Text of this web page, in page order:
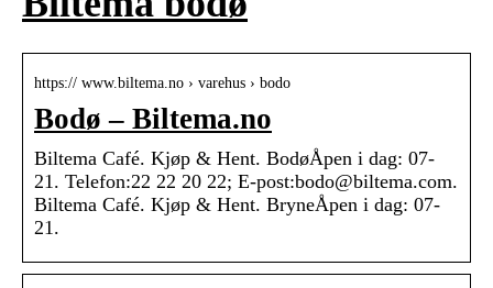
https:// www.biltema.no › varehus › bodo
Bodø – Biltema.no
Biltema Café. Kjøp & Hent. BodøÅpen i dag: 07-
21. Telefon:22 22 20 22; E-post:bodo@biltema.com.
Biltema Café. Kjøp & Hent. BryneÅpen i dag: 07-
21.